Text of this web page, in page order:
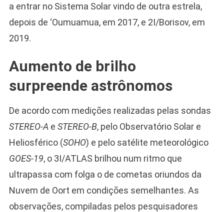
a entrar no Sistema Solar vindo de outra estrela,
depois de ‘Oumuamua, em 2017, e 2I/Borisov, em
2019.
Aumento de brilho
surpreende astrônomos
De acordo com medições realizadas pelas sondas
STEREO-A e STEREO-B, pelo Observatório Solar e
Heliosférico (SOHO) e pelo satélite meteorológico
GOES-19, o 3I/ATLAS brilhou num ritmo que
ultrapassa com folga o de cometas oriundos da
Nuvem de Oort em condições semelhantes. As
observações, compiladas pelos pesquisadores